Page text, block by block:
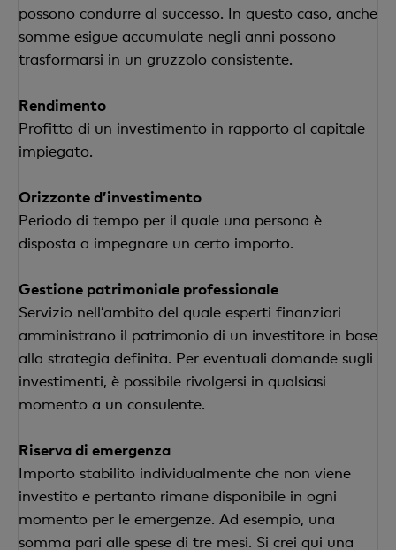
possono condurre al successo. In questo caso, anche
somme esigue accumulate negli anni possono
trasformarsi in un gruzzolo consistente.
Rendimento
Profitto di un investimento in rapporto al capitale
impiegato.
Orizzonte d’investimento
Periodo di tempo per il quale una persona è
disposta a impegnare un certo importo.
Gestione patrimoniale professionale
Servizio nell’ambito del quale esperti finanziari
amministrano il patrimonio di un investitore in base
alla strategia definita. Per eventuali domande sugli
investimenti, è possibile rivolgersi in qualsiasi
momento a un consulente.
Riserva di emergenza
Importo stabilito individualmente che non viene
investito e pertanto rimane disponibile in ogni
momento per le emergenze. Ad esempio, una
somma pari alle spese di tre mesi. Si crei qui una